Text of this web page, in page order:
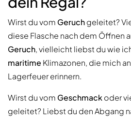
Wirst du vom Geruchgeleitet?
diese Flasche nach dem Öffnen
Geruch, vielleicht liebst du wie
maritime Klimazonen, die mich
Lagerfeuer erinnern.
Wirst du vom Geschmackoder
geleitet? Liebst du den Abgang